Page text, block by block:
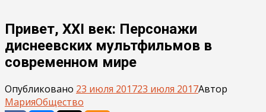
Привет, ХХI век: Персонажи
диснеевских мультфильмов в
современном мире
Опубликовано 23 июля 201723 июля 2017Автор
МарияОбщество